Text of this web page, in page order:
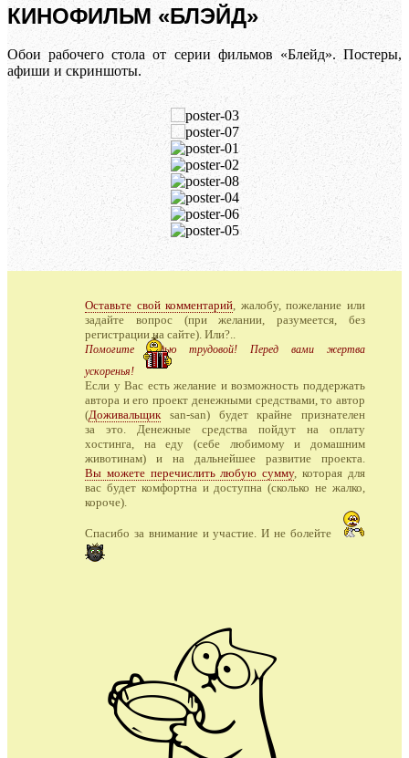
КИНОФИЛЬМ «БЛЭЙД»
Обои рабочего стола от серии фильмов «Блейд». Постеры,
афиши и скриншоты.
Оставьте свой комментарий, жалобу, пожелание или
задайте вопрос (при желании, разумеется, без
регистрации на сайте). Или?..
Помогите медью трудовой! Перед вами жертва
ускоренья!
Если у Вас есть желание и возможность поддержать
автора и его проект денежными средствами, то автор
(Доживальщикsan-san) будет крайне признателен
за это. Денежные средства пойдут на оплату
хостинга, на еду (себе любимому и домашним
животинам) и на дальнейшее развитие проекта.
Вы можете перечислить любую сумму, которая для
вас будет комфортна и доступна (сколько не жалко,
короче).
Спасибо за внимание и участие. И не болейте